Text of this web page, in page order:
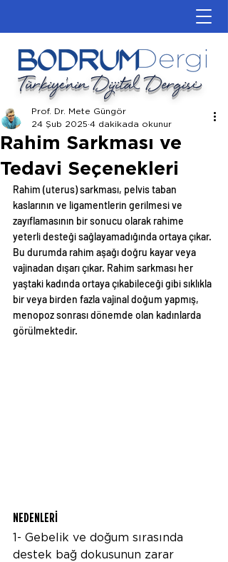
Türkiye'nin Dijital Dergisi
Rahim Sarkması ve
Tedavi Seçenekleri
Prof. Dr. Mete Güngör
24 Şub 2025 4 dakikada okunur
Rahim (uterus) sarkması, pelvis taban
kaslarının ve ligamentlerin gerilmesi ve
zayıflamasının bir sonucu olarak rahime
yeterli desteği sağlayamadığında ortaya çıkar.
Bu durumda rahim aşağı doğru kayar veya
vajinadan dışarı çıkar. Rahim sarkması her
yaştaki kadında ortaya çıkabileceği gibi sıklıkla
bir veya birden fazla vajinal doğum yapmış,
menopoz sonrası dönemde olan kadınlarda
görülmektedir.
NEDENLERİ
1- Gebelik ve doğum sırasında
destek bağ dokusunun zarar